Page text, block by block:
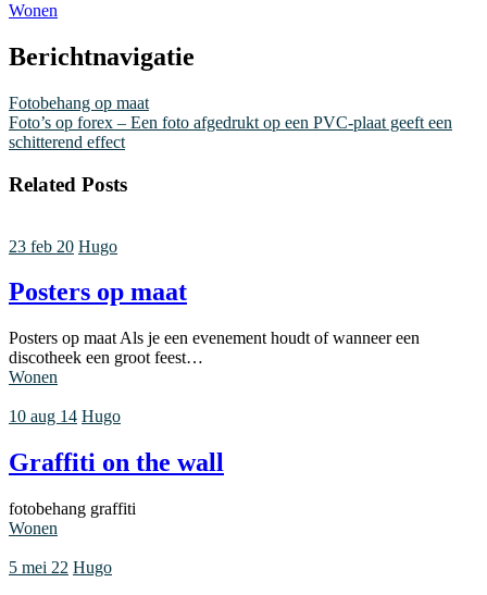
Wonen
Berichtnavigatie
Fotobehang op maat
Foto’s op forex – Een foto afgedrukt op een PVC-plaat geeft een
schitterend effect
Related Posts
23 feb 20 Hugo
Posters op maat
Posters op maat Als je een evenement houdt of wanneer een
discotheek een groot feest…
Wonen
10 aug 14 Hugo
Graffiti on the wall
fotobehang graffiti
Wonen
5 mei 22 Hugo